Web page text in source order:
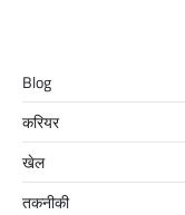
Blog
करियर
खेल
तकनीकी